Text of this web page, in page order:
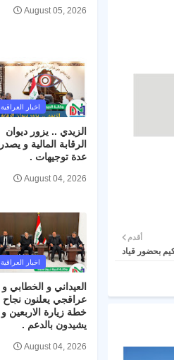
أقدم
بحضور قياد
August 05, 2026
اخبار العراقية
الزيدي .. يزور ديوان
الرقابة المالية و يصدر
عدة توجيهات .
August 04, 2026
اخبار العراقية
العيداني و الخطابي و
عراقجي يعلنون نجاح
خطة زيارة الاربعين و
يشيدون بالدعم .
August 04, 2026